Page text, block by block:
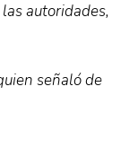
autoridades,
señaló de